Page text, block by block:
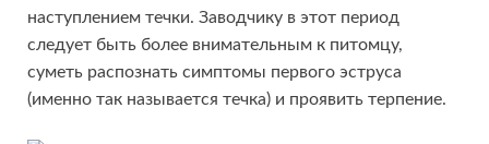
наступлением течки. Заводчику в этот период
следует быть более внимательным к питомцу,
суметь распознать симптомы первого эструса
(именно так называется течка) и проявить терпение.